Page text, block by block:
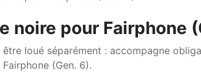
noire pour Fairphone
loué séparément : accompagne
(Gen. 6).